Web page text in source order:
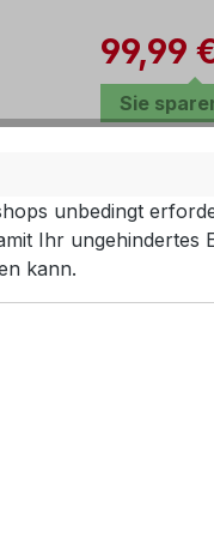
99,99
Sie
Preise inkl.
Sofort
unbedingt
Ihr ungehindertes
kann.